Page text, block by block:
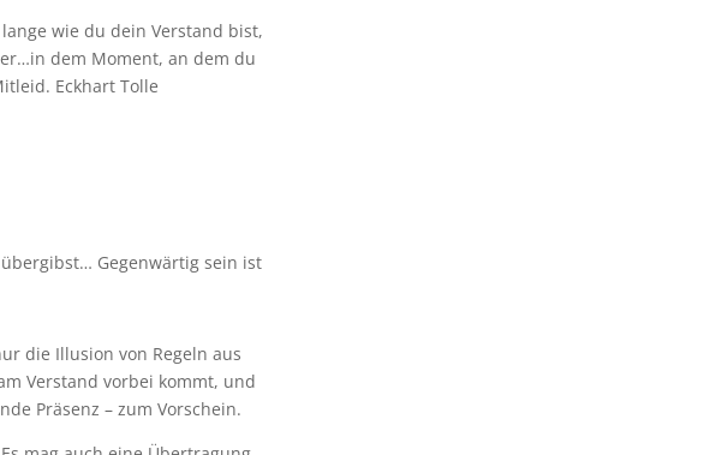
wie du dein Verstand bist,
dem Moment, an dem du
Eckhart Tolle
Gegenwärtig sein ist
die Illusion von Regeln aus
Verstand vorbei kommt, und
Präsenz – zum Vorschein.